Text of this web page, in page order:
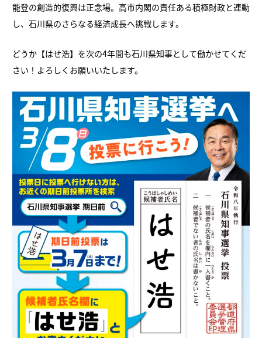
能登の創造的復興は正念場。高市内閣の責任ある積極財政と連動
し、石川県のさらなる経済成長へ挑戦します。
どうか【はせ浩】を次の4年間も石川県知事として働かせてくだ
さい！よろしくお願いいたします。